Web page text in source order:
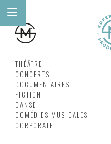
THÉÂTRE
CONCERTS
DOCUMENTAIRES
FICTION
DANSE
COMÉDIES MUSICALES
CORPORATE